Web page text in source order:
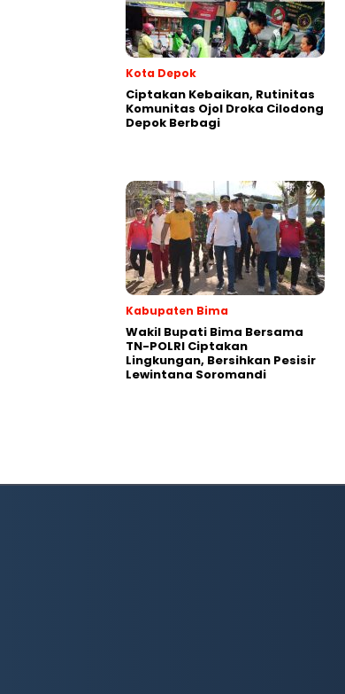
Kota Depok
Ciptakan Kebaikan, Rutinitas
Komunitas Ojol Droka Cilodong
Depok Berbagi
Kabupaten Bima
Wakil Bupati Bima Bersama
TN-POLRI Ciptakan
Lingkungan, Bersihkan Pesisir
Lewintana Soromandi